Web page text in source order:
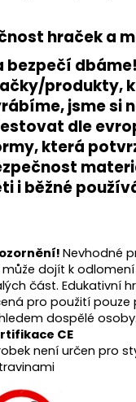
hraček a
bezpečí dbáme!
produkty,
jsme si
dle
, která
i běžné
Nevhodné
může dojít k
část. Edukativní
pro použití pouze
dospělé osoby.
CE
není určen pro